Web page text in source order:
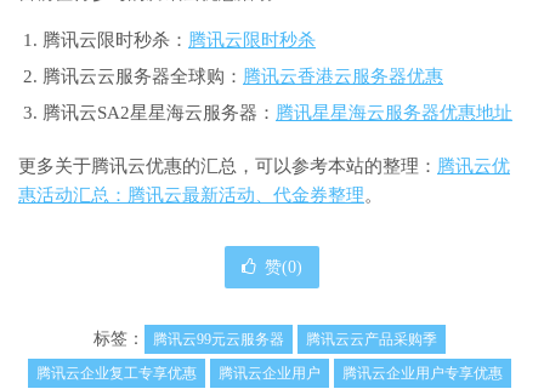
腾讯云限时秒杀： 腾讯云限时秒杀
腾讯云云服务器全球购： 腾讯云香港云服务器优惠
腾讯云SA2星星海云服务器： 腾讯星星海云服务器优惠地址
更多关于腾讯云优惠的汇总，可以参考本站的整理： 腾讯云优
惠活动汇总：腾讯云最新活动、代金券整理。
赞(0)
标签： 腾讯云99元云服务器
腾讯云云产品采购季
腾讯云企业复工专享优惠
腾讯云企业用户
腾讯云企业用户专享优惠